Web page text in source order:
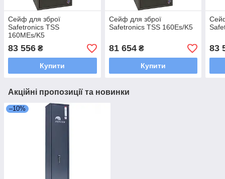
Сейф для зброї
Safetronics TSS
160MEs/K5
83 556 ₴
Купити
Сейф для зброї
Safetronics TSS 160Es/K5
81 654₴
Купити
83
Акційні пропозиції та новинки
–10%